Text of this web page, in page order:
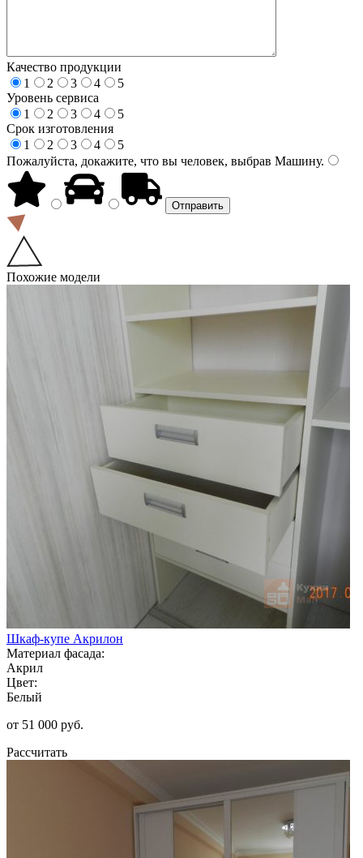
Качество продукции
1
2 3 4
5
Уровень сервиса
1
2 3 4
5
Срок изготовления
1
2 3 4
5
Пожалуйста, докажите, что вы человек, выбрав Машину.
Похожие модели
Шкаф-купе Акрилон
Материал фасада:
Акрил
Цвет:
Белый
от 51 000 руб.
Рассчитать